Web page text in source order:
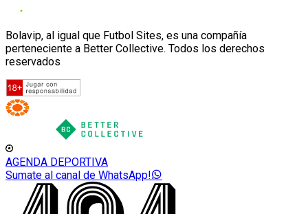
Bolavip, al igual que Futbol Sites, es una compañía
perteneciente a Better Collective. Todos los derechos
reservados
AGENDA DEPORTIVA
Sumate al canal de WhatsApp!